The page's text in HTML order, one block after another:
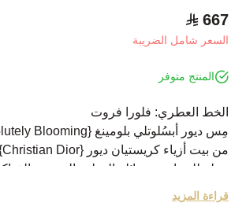
667
السعر شامل الضريبة
المنتج متوفر
الخط العطري: فلورا فروت
مِس ديور أبسُلوتلي بلومينغ {Miss Dior Absolutely Blooming}
من بيت أزياء كريستيان ديور {Christian Dior}
عطر للنساء من عائلة العطور الزهرية بالفواكه
تم إطلاق العطر عام 2016
يبدأ االعطر بنكهة التوت الاحمر
قراءة المزيد